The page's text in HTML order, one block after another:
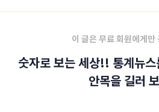
이 글은 무료 회원에게만
숫자로 보는 세상!! 통계뉴
안목을 길러